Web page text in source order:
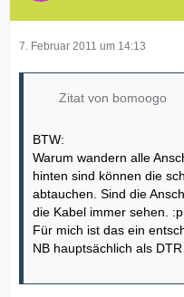
7. Februar 2011 um 14:13
Zitat von bomoogo
BTW:
Warum wandern alle
hinten sind können die
abtauchen. Sind die
die Kabel immer sehen.
Für mich ist das ein
NB hauptsächlich als DTR